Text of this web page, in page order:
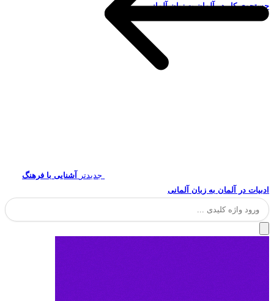
جستجوی کار در آلمان به زبان آلمانی
جدیدتر
آشنایی با فرهنگ
ادبیات در آلمان به زبان آلمانی
جستجو
برای: